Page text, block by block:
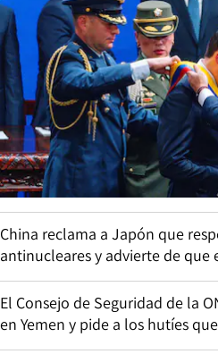
China reclama a Japón que
antinucleares y advierte de que
El Consejo de Seguridad de la
en Yemen y pide a los hutíes